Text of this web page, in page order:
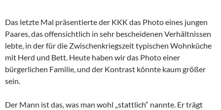
Das letzte Mal präsentierte der KKK das Photo eines jungen
Paares, das offensichtlich in sehr bescheidenen Verhältnissen
lebte, in der für die Zwischenkriegszeit typischen Wohnküche
mit Herd und Bett. Heute haben wir das Photo einer
bürgerlichen Familie, und der Kontrast könnte kaum größer
sein.
Der Mann ist das, was man wohl „stattlich“ nannte. Er trägt